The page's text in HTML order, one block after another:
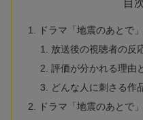
目
ドラマ「地震のあとで
放送後の視聴者の反
評価が分かれる理由
どんな人に刺さる作
ドラマ「地震のあとで